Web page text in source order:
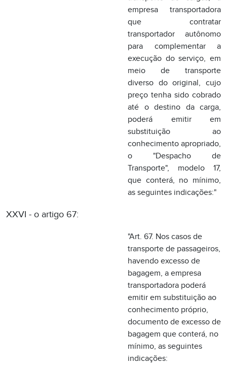
preço tenha sido cobrado
até o destino da carga,
poderá emitir em
substituição ao
conhecimento apropriado,
o "Despacho de
Transporte", modelo 17,
que conterá, no mínimo,
as seguintes indicações:"
"Art. 67. Nos casos de
transporte de passageiros,
havendo excesso de
bagagem, a empresa
transportadora poderá
documento de excesso de
bagagem que conterá, no
mínimo, as seguintes
indicações:
I - a identificação do
emitente: o nome, o
endereço e os números
de inscrição estadual e no
CGC;
II - o número de ordem e